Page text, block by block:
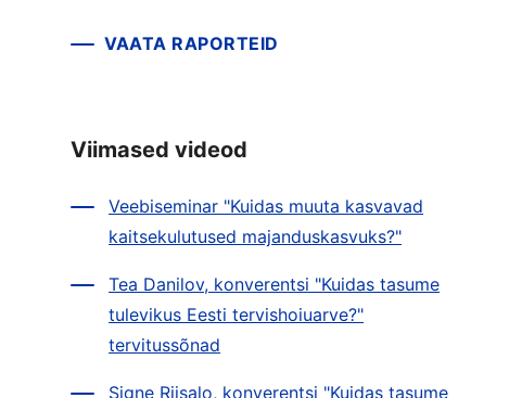
VAATA RAPORTEID
Viimased videod
Veebiseminar "Kuidas muuta kasvavad
kaitsekulutused majanduskasvuks?"
Tea Danilov, konverentsi "Kuidas tasume
tulevikus Eesti tervishoiuarve?"
tervitussõnad
Signe Riisalo, konverentsi "Kuidas tasume